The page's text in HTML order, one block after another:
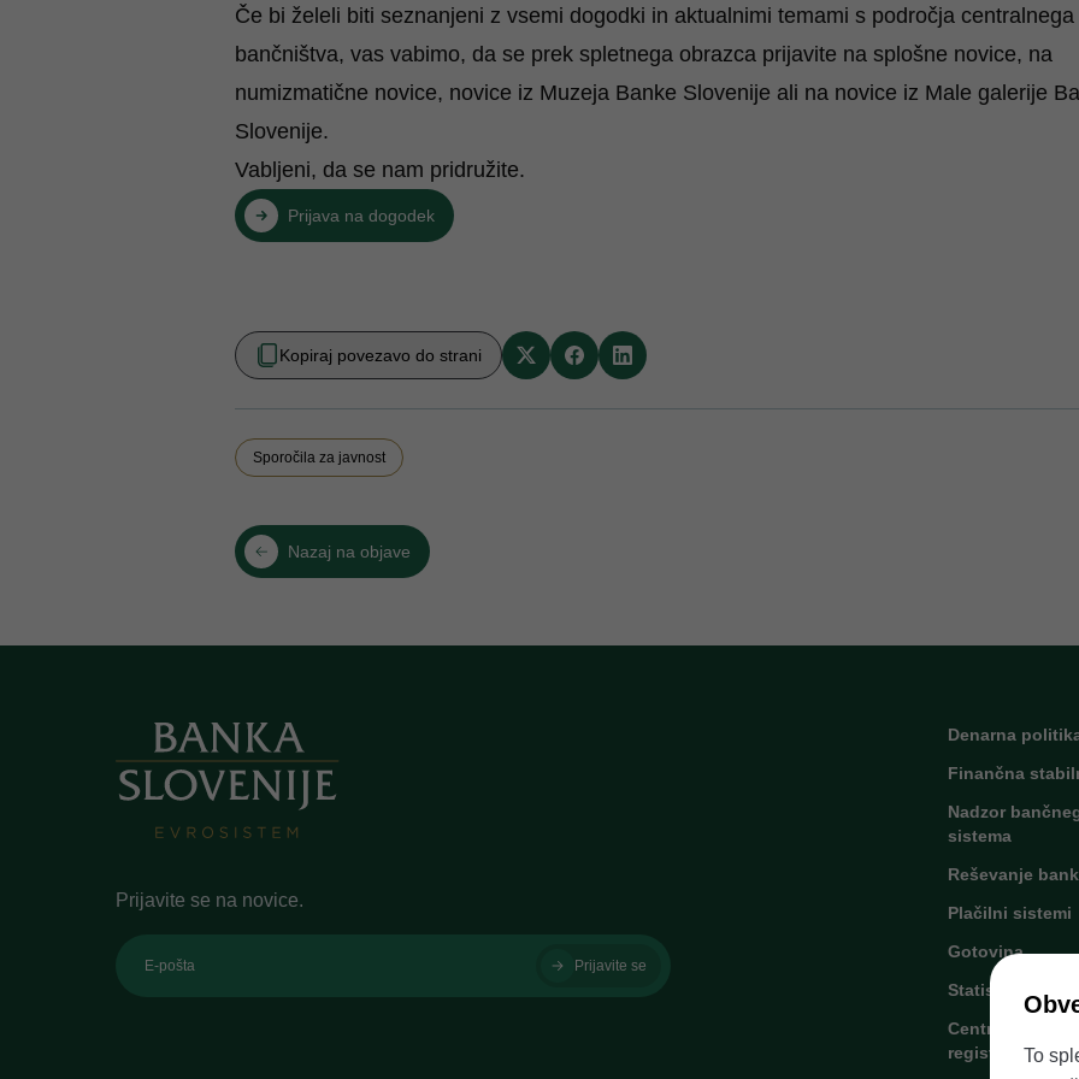
Če bi želeli biti seznanjeni z vsemi dogodki in aktualnimi temami s področja centralnega
bančništva, vas vabimo, da se prek spletnega obrazcaprijavite na splošne novice, na
numizmatične novice, novice iz Muzeja Banke Slovenije ali na novice iz Male galerije
Slovenije.
Vabljeni, da se nam pridružite.
Prijava na dogodek
Kopiraj povezavo do strani
Sporočila za javnost
Nazaj na objave
Prijavite se na novice.
E-pošta Prijavite se
Denarna
Finančna
Nadzor
sistema
Reševanje bank
Plačilni sistemi
Gotovina
Statistika
Centralni
register
To